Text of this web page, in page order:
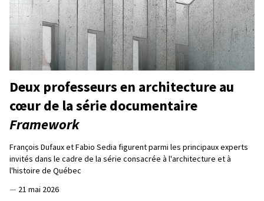
Deux professeurs en architecture au
cœur de la série documentaire
Framework
François Dufaux et Fabio Sedia figurent parmi les principaux experts
invités dans le cadre de la série consacrée à l'architecture et à
l'histoire de Québec
— 21 mai 2026